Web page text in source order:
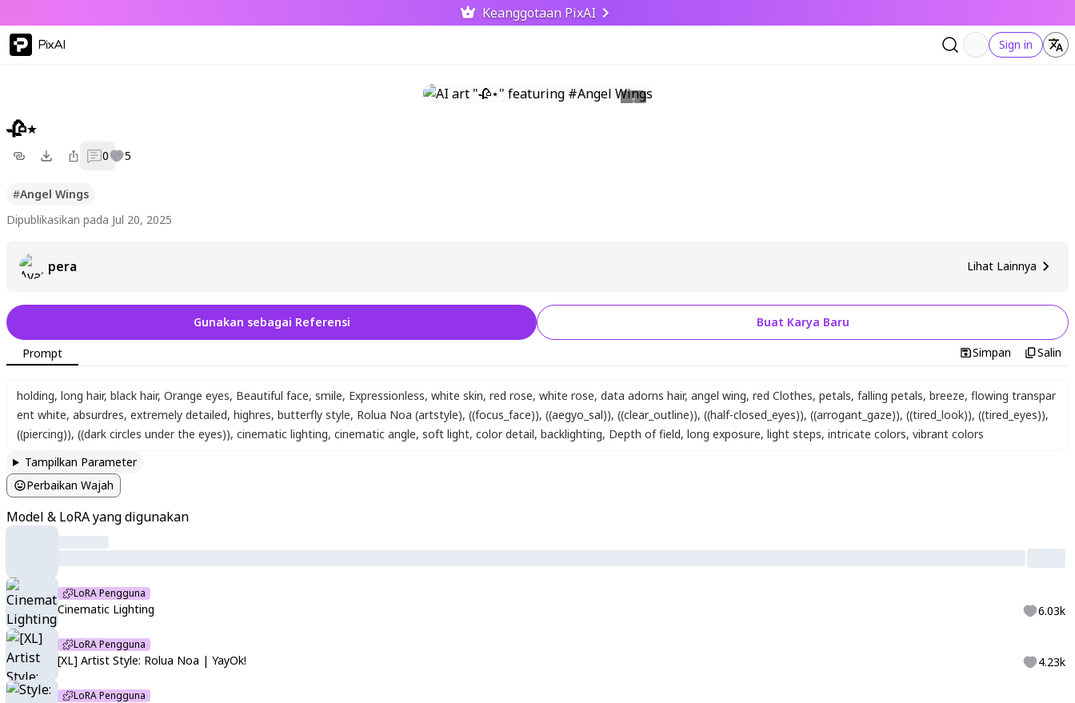
Keanggotaan PixAI
PixAI Sign in
🥀⋆
0 5
#Angel Wings
Dipublikasikan pada Jul 20, 2025
pera Lihat Lainnya
Gunakan sebagai Referensi Buat Karya Baru
Prompt Simpan Salin
holding, long hair, black hair, Orange eyes, Beautiful face, smile, Expressionless, white skin, red rose, white rose, data adorns hair, angel wing, red Clothes, petals, falling petals, breeze, flowing transpar
ent white, absurdres, extremely detailed, highres, butterfly style, Rolua Noa (artstyle), ((focus_face)), ((aegyo_sal)), ((clear_outline)), ((half-closed_eyes)), ((arrogant_gaze)), ((tired_look)), ((tired_eyes)),
((piercing)), ((dark circles under the eyes)), cinematic lighting, cinematic angle, soft light, color detail, backlighting, Depth of field, long exposure, light steps, intricate colors, vibrant colors
Tampilkan Parameter
Perbaikan Wajah
Model & LoRA yang digunakan
LoRA Pengguna
Cinematic Lighting 6.03k
LoRA Pengguna
[XL] Artist Style: Rolua Noa | YayOk! 4.23k
LoRA Pengguna